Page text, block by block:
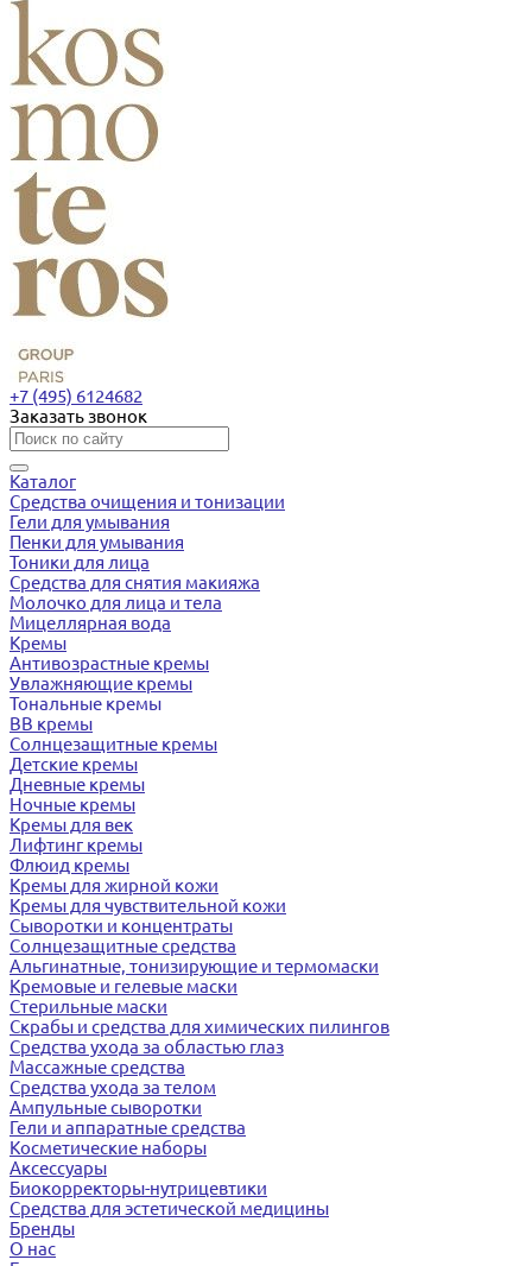
+7 (495) 6124682
Заказать звонок
Каталог
Средства очищения и тонизации
Гели для умывания
Пенки для умывания
Тоники для лица
Средства для снятия макияжа
Молочко для лица и тела
Мицеллярная вода
Кремы
Антивозрастные кремы
Увлажняющие кремы
Тональные кремы
BB кремы
Солнцезащитные кремы
Детские кремы
Дневные кремы
Ночные кремы
Кремы для век
Лифтинг кремы
Флюид кремы
Кремы для жирной кожи
Кремы для чувствительной кожи
Сыворотки и концентраты
Солнцезащитные средства
Альгинатные, тонизирующие и термомаски
Кремовые и гелевые маски
Стерильные маски
Скрабы и средства для химических пилингов
Средства ухода за областью глаз
Массажные средства
Средства ухода за телом
Ампульные сыворотки
Гели и аппаратные средства
Косметические наборы
Аксессуары
Биокорректоры-нутрицевтики
Средства для эстетической медицины
Бренды
О нас